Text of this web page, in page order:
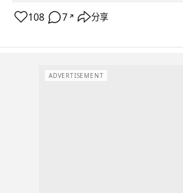
108 7 ↗ 分享
ADVERTISEMENT